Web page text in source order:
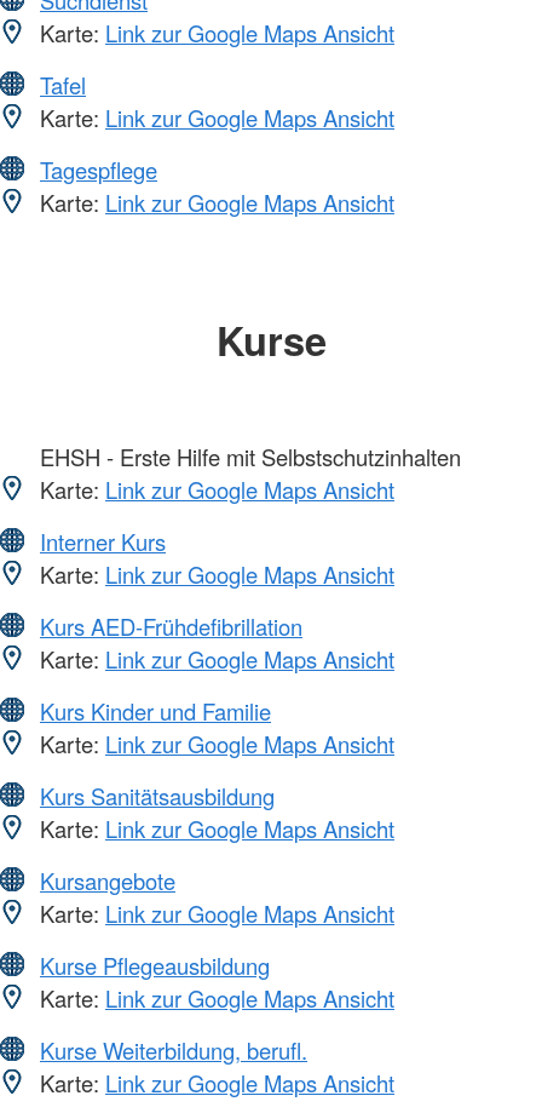
Karte: Link zur Google Maps Ansicht
Tafel
Karte: Link zur Google Maps Ansicht
Tagespflege
Karte: Link zur Google Maps Ansicht
Kurse
EHSH - Erste Hilfe mit Selbstschutzinhalten
Karte: Link zur Google Maps Ansicht
Interner Kurs
Karte: Link zur Google Maps Ansicht
Kurs AED-Frühdefibrillation
Karte: Link zur Google Maps Ansicht
Kurs Kinder und Familie
Karte: Link zur Google Maps Ansicht
Kurs Sanitätsausbildung
Karte: Link zur Google Maps Ansicht
Kursangebote
Karte: Link zur Google Maps Ansicht
Kurse Pflegeausbildung
Karte: Link zur Google Maps Ansicht
Kurse Weiterbildung, berufl.
Karte: Link zur Google Maps Ansicht